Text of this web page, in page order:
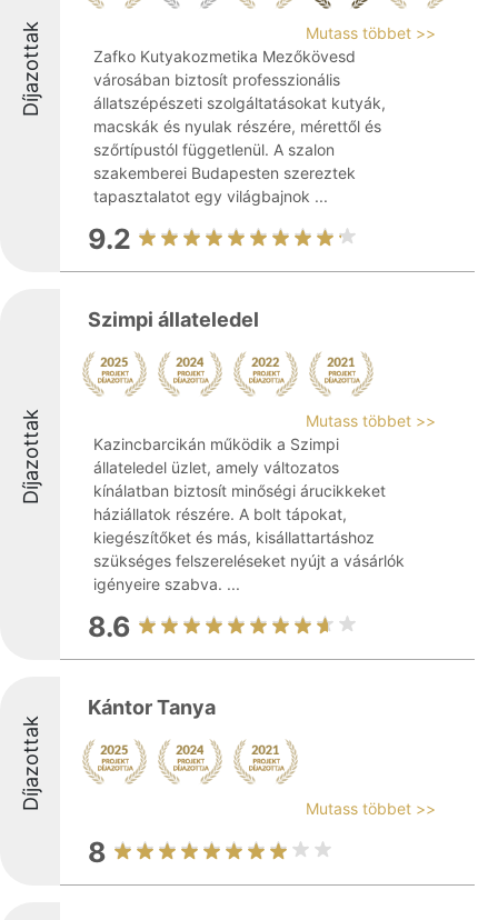
Díjazottak
Mutass többet >>
Zafko Kutyakozmetika Mezőkövesd
városában biztosít professzionális
állatszépészeti szolgáltatásokat kutyák,
macskák és nyulak részére, mérettől és
szőrtípustól függetlenül. A szalon
szakemberei Budapesten szereztek
tapasztalatot egy világbajnok ...
9.2
Díjazottak
Szimpi állateledel
Mutass többet >>
Kazincbarcikán működik a Szimpi
állateledel üzlet, amely változatos
kínálatban biztosít minőségi árucikkeket
háziállatok részére. A bolt tápokat,
kiegészítőket és más, kisállattartáshoz
szükséges felszereléseket nyújt a vásárlók
igényeire szabva. ...
8.6
Díjazottak
Kántor Tanya
Mutass többet >>
8